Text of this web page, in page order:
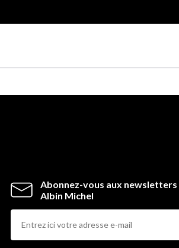
Abonnez-vous aux newsletters
Albin Michel